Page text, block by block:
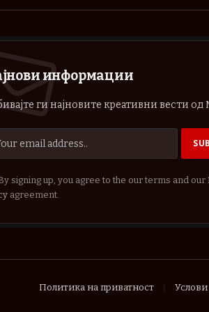
информации
ги најновите креативни вести
signing up, you agree to the our terms and our
agreement.
Политика на приватност Услови